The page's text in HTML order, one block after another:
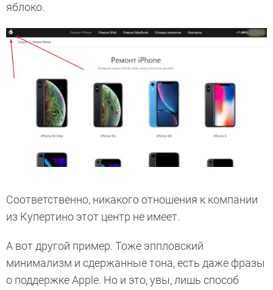
яблоко.
Соответственно, никакого отношения к компании
из Купертино этот центр не имеет.
А вот другой пример. Тоже эппловский
минимализм и сдержанные тона, есть даже фразы
о поддержке Apple. Но и это, увы, лишь способ